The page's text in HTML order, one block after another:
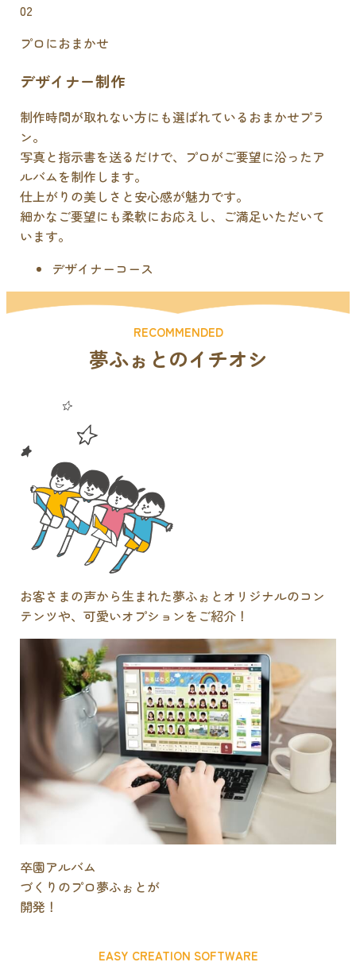
02
プロにおまかせ
デザイナー制作
制作時間が取れない方にも選ばれているおまかせプラ
ン。
写真と指示書を送るだけで、プロがご要望に沿ったア
ルバムを制作します。
仕上がりの美しさと安心感が魅力です。
細かなご要望にも柔軟にお応えし、ご満足いただいて
います。
デザイナーコース
RECOMMENDED
夢ふぉとのイチオシ
お客さまの声から生まれた夢ふぉとオリジナルのコン
テンツや、可愛いオプションをご紹介！
卒園アルバム
づくりのプロ夢ふぉとが
開発！
EASY CREATION SOFTWARE